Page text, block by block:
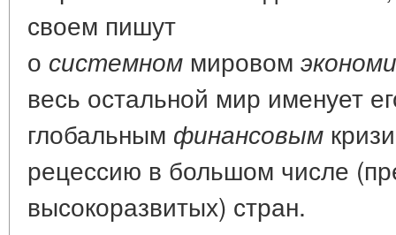
своем пишут
о системном мировом
весь остальной мир именует
глобальным финансовым
рецессию в большом числе
высокоразвитых) стран.